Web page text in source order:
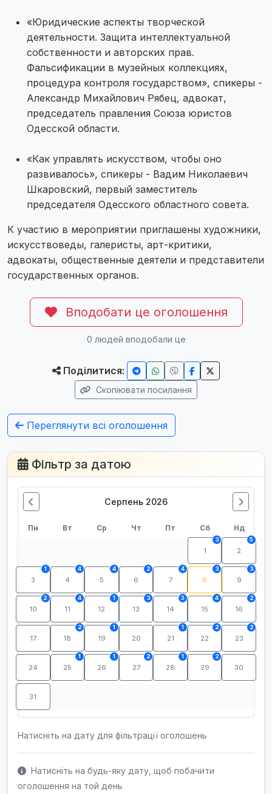
«Юридические аспекты творческой
деятельности. Защита интеллектуальной
собственности и авторских прав.
Фальсификации в музейных коллекциях,
процедура контроля государством», спикеры -
Александр Михайлович Рябец, адвокат,
председатель правления Союза юристов
Одесской области.
«Как управлять искусством, чтобы оно
развивалось», спикеры - Вадим Николаевич
Шкаровский, первый заместитель
председателя Одесского областного совета.
К участию в мероприятии приглашены художники,
искусствоведы, галеристы, арт-критики,
адвокаты, общественные деятели и представители
государственных органов.
Вподобати це оголошення
0 людей вподобали це
Поділитися:
Скопіювати посилання
Переглянути всі оголошення
Фільтр за датою
Серпень 2026
Пн Вт Ср Чт Пт Сб Нд
1
3
2
5
3
1
4
4
5
4
6
2
7
4
8
3
9
3
10
2
11
4
12
1
13
3
14
3
15
4
16
2
17 18
2
19
1
20 21
1
22
2
23
2
24 25
1
26
1
27
2
28
1
29
2
30
31
Натисніть на дату для фільтрації оголошень
Натисніть на будь-яку дату, щоб побачити
оголошення на той день